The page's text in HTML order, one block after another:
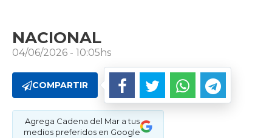
NACIONAL
04/06/2026 - 10:05hs
COMPARTIR
Agrega Cadena del Mar a tus
medios preferidos en Google